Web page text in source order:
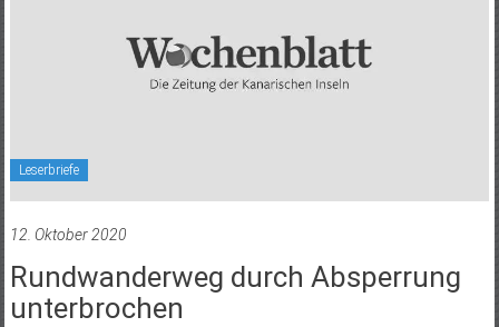
Leserbriefe
12. Oktober 2020
Rundwanderweg durch Absperrung
unterbrochen